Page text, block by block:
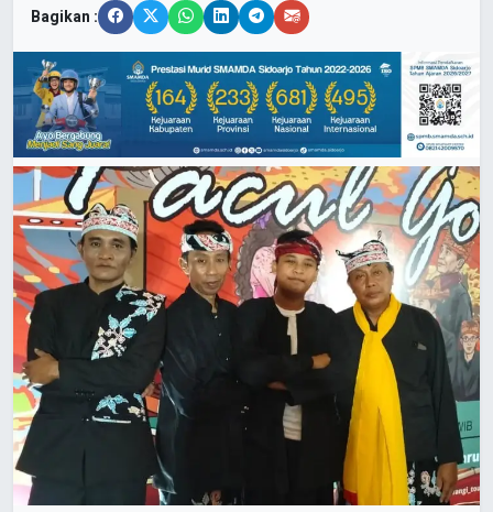
Bagikan :